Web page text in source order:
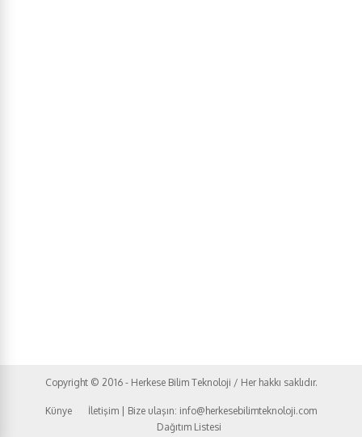
Copyright © 2016 - Herkese Bilim Teknoloji / Her hakkı saklıdır.
Künye
İletişim | Bize ulaşın: info@herkesebilimteknoloji.com
Dağıtım Listesi